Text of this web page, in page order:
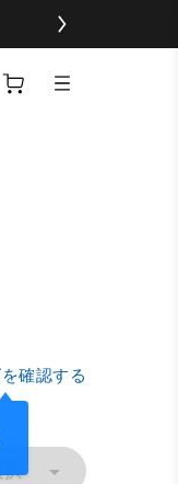
確認する
択